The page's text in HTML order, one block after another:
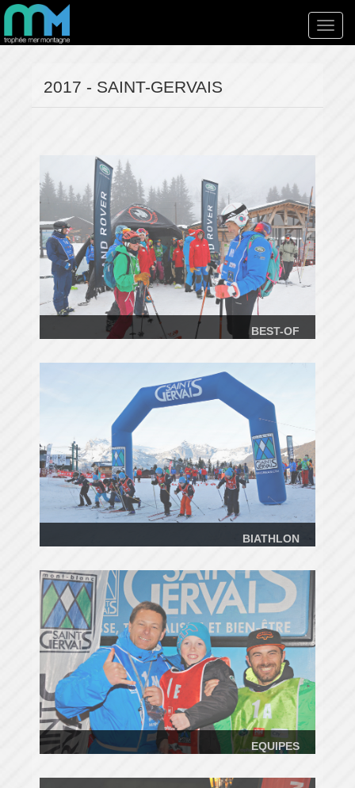
2017 - SAINT-GERVAIS
BEST-OF
BIATHLON
EQUIPES